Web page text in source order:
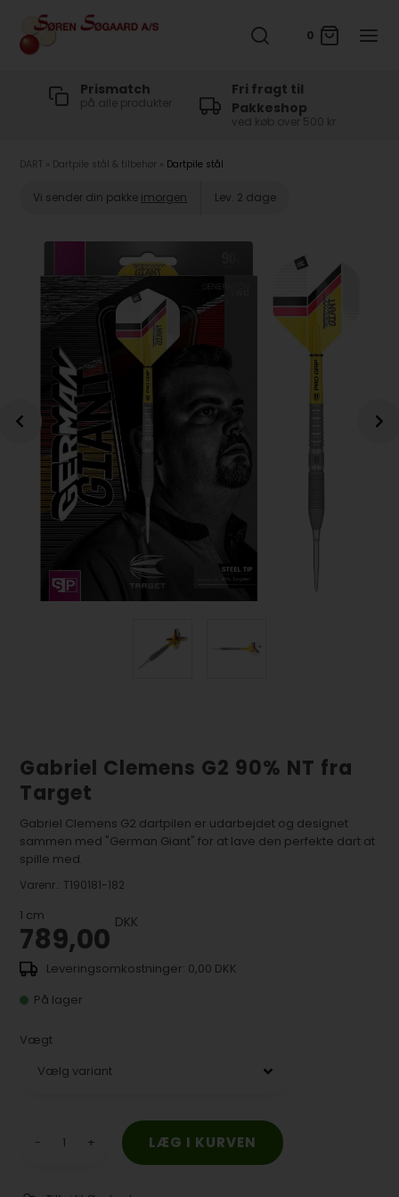
0
Prismatch
på alle produkter
Fri fragt til
Pakkeshop
ved køb over 500 kr
DART Dartpile stål & tilbehør Dartpile stål
Vi sender din pakke imorgen Lev. 2 dage
Gabriel Clemens G2 90% NT fra
Target
Gabriel Clemens G2 dartpilen er udarbejdet og designet
sammen med "German Giant" for at lave den perfekte dart at
spille med.
Varenr.: T190181-182
1 cm
789,00 DKK
0,00 DKK
På lager
Vægt
- +